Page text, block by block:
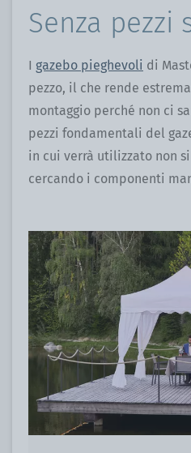
Senza pezzi
I gazebo pieghevoli di
pezzo, il che rende
montaggio perché non ci
pezzi fondamentali del
in cui verrà utilizzato non
cercando i componenti